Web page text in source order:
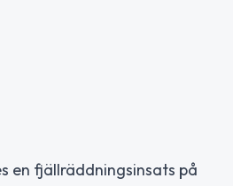
en fjällräddningsinsats på